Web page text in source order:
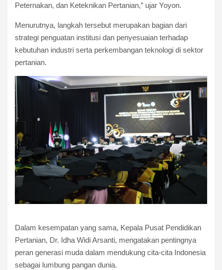
Peternakan, dan Keteknikan Pertanian,” ujar Yoyon.
Menurutnya, langkah tersebut merupakan bagian dari
strategi penguatan institusi dan penyesuaian terhadap
kebutuhan industri serta perkembangan teknologi di sektor
pertanian.
Dalam kesempatan yang sama, Kepala Pusat Pendidikan
Pertanian, Dr. Idha Widi Arsanti, mengatakan pentingnya
peran generasi muda dalam mendukung cita-cita Indonesia
sebagai lumbung pangan dunia.